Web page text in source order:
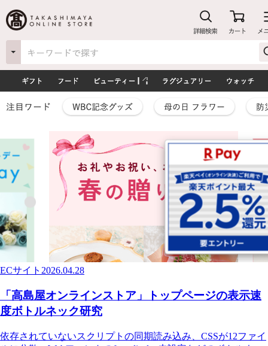
ECサイト 2026.04.28
「高島屋オンラインストア」トップページの表示速
度ボトルネック研究
依存されていないスクリプトの同期読み込み、CSSが12ファイ